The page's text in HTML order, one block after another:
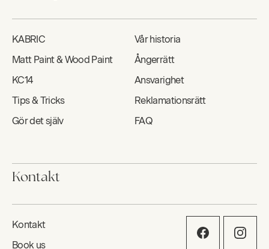
KABRIC
Matt Paint & Wood Paint
KC14
Tips & Tricks
Gör det själv
Vår historia
Ångerrätt
Ansvarighet
Reklamationsrätt
FAQ
Kontakt
Kontakt
Book us